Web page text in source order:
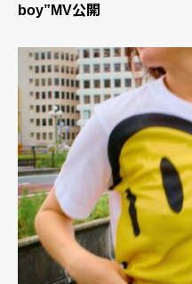
boy”MV公開